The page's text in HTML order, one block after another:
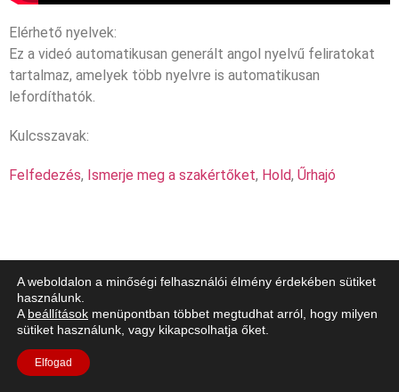
Elérhető nyelvek:
Ez a videó automatikusan generált angol nyelvű feliratokat
tartalmaz, amelyek több nyelvre is automatikusan
lefordíthatók.
Kulcsszavak:
Felfedezés, Ismerje meg a szakértőket, Hold, Űrhajó
A weboldalon a minőségi felhasználói élmény érdekében sütiket
használunk.
A beállítások menüpontban többet megtudhat arról, hogy milyen
sütiket használunk, vagy kikapcsolhatja őket.
Elfogad